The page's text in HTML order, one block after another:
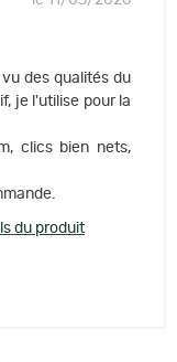
des qualités du
je l'utilise pour la
clics bien nets,
du produit